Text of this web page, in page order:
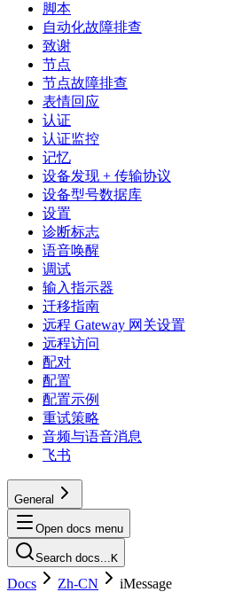
脚本
自动化故障排查
致谢
节点
节点故障排查
表情回应
认证
认证监控
记忆
设备发现 + 传输协议
设备型号数据库
设置
诊断标志
语音唤醒
调试
输入指示器
迁移指南
远程 Gateway 网关设置
远程访问
配对
配置
配置示例
重试策略
音频与语音消息
飞书
General
Open docs menu
Search docs...K
Docs Zh-CN iMessage